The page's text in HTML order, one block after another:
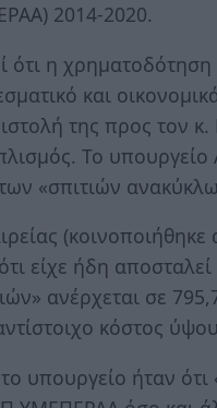
2014-2020.
ότι η
και
της προς τον
Το
«σπιτιών
είχε ήδη
ανέρχεται σε
κόστος
υπουργείο ήταν ότι